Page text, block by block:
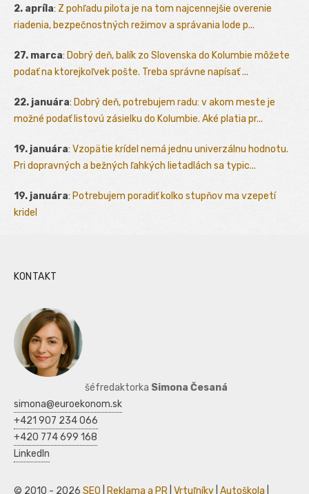
2. apríla: Z pohľadu pilota je na tom najcennejšie overenie
riadenia, bezpečnostných režimov a správania lode p...
27. marca: Dobrý deň, balík zo Slovenska do Kolumbie môžete
podať na ktorejkoľvek pošte. Treba správne napísať ...
22. januára: Dobrý deň, potrebujem radu: v akom meste je
možné podať listovú zásielku do Kolumbie. Aké platia pr...
19. januára: Vzopätie krídel nemá jednu univerzálnu hodnotu.
Pri dopravných a bežných ľahkých lietadlách sa typic...
19. januára: Potrebujem poradiť kolko stupňov ma vzepetí
kridel
KONTAKT
šéfredaktorka Simona Česaná
simona@euroekonom.sk
+421 907 234 066
+420 774 699 168
LinkedIn
© 2010 - 2026 SEO Reklama a PR Vrtuľníky Autoškola